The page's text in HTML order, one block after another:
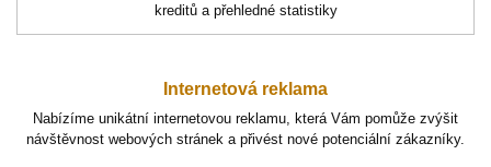
kreditů a přehledné statistiky
Internetová reklama
Nabízíme unikátní internetovou reklamu, která Vám pomůže zvýšit
návštěvnost webových stránek a přivést nové potenciální zákazníky.